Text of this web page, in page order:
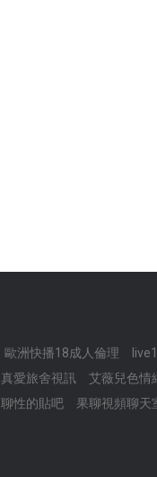
歐洲快播18成人倫理
真愛旅舍視訊 艾薇兒色情
聊性的貼吧 果聊視頻聊天